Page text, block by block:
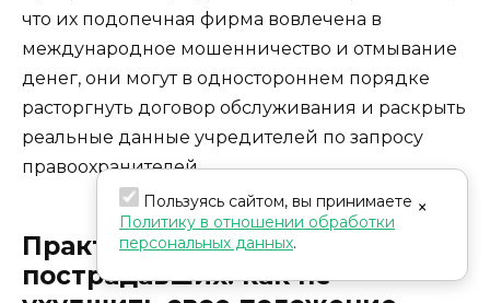
что их подопечная фирма вовлечена в
международное мошенничество и отмывание
денег, они могут в одностороннем порядке
расторгнуть договор обслуживания и раскрыть
реальные данные учредителей по запросу
правоохранителей.
Практические советы для
пострадавших: как не
×
Пользуясь сайтом, вы принимаете
Политику в отношении обработки
персональных данных.